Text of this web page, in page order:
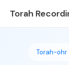
Torah
Torah-ohr